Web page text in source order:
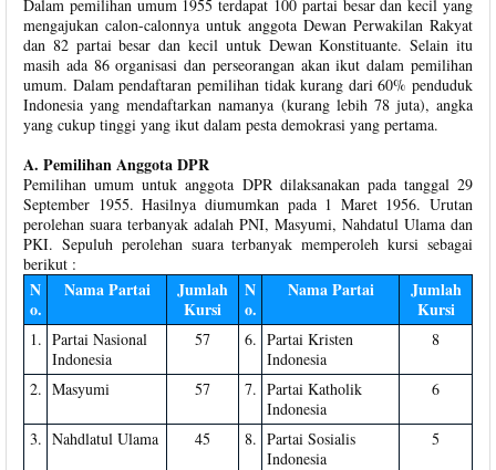
Dalam pemilihan umum 1955 terdapat 100 partai besar dan kecil yang
mengajukan calon-calonnya untuk anggota Dewan Perwakilan Rakyat
dan 82 partai besar dan kecil untuk Dewan Konstituante. Selain itu
masih ada 86 organisasi dan perseorangan akan ikut dalam pemilihan
umum. Dalam pendaftaran pemilihan tidak kurang dari 60% penduduk
Indonesia yang mendaftarkan namanya (kurang lebih 78 juta), angka
yang cukup tinggi yang ikut dalam pesta demokrasi yang pertama.
A. Pemilihan Anggota DPR
Pemilihan umum untuk anggota DPR dilaksanakan pada tanggal 29
September 1955. Hasilnya diumumkan pada 1 Maret 1956. Urutan
perolehan suara terbanyak adalah PNI, Masyumi, Nahdatul Ulama dan
PKI. Sepuluh perolehan suara terbanyak memperoleh kursi sebagai
berikut :
N
o.
Nama Partai
Jumlah
Kursi
N
o.
Nama Partai
Jumlah
Kursi
1. Partai Nasional
Indonesia
57 6. Partai Kristen
Indonesia
8
2. Masyumi 57 7. Partai Katholik
Indonesia
6
3. Nahdlatul Ulama 45 8. Partai Sosialis
Indonesia
5